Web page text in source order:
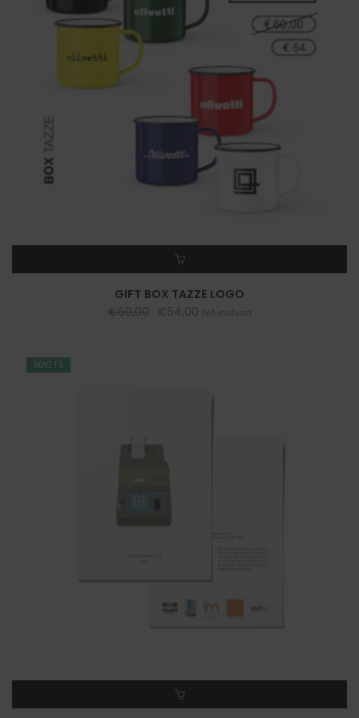
AGGIUNGI AL CARRELLO
GIFT BOX TAZZE LOGO
€60,00 €54,00 IVA inclusa
NOVITÀ